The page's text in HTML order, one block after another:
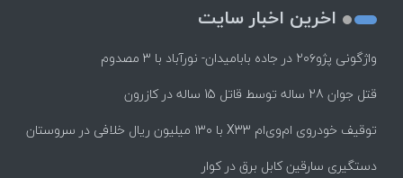
اخرین اخبار سایت
واژگونی پژو۲۰۶ در جاده بابامیدان- نورآباد با ۳ مصدوم
قتل جوان 28 ساله توسط قاتل 15 ساله در کازرون
توقیف خودروی ام‌وی‌ام X33 با ۱۳۰ میلیون ریال خلافی در سروستان
دستگیری سارقین کابل برق در کوار